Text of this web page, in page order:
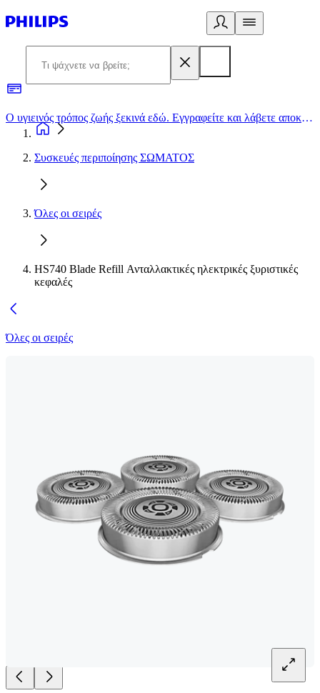
Ο υγιεινός τρόπος ζωής ξεκινά εδώ. Εγγραφείτε και λάβετε αποκλειστικές προσφορές
Συσκευές περιποίησης ΣΩΜΑΤΟΣ
Όλες οι σειρές
HS740 Blade Refill Ανταλλακτικές ηλεκτρικές ξυριστικές
κεφαλές
Όλες οι σειρές